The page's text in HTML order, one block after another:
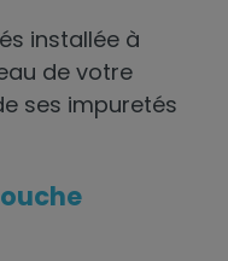
installée à
de votre
ses impuretés